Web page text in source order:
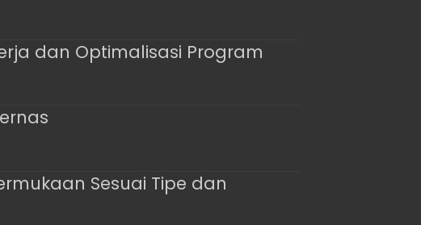
dan Optimalisasi Program
Sesuai Tipe dan